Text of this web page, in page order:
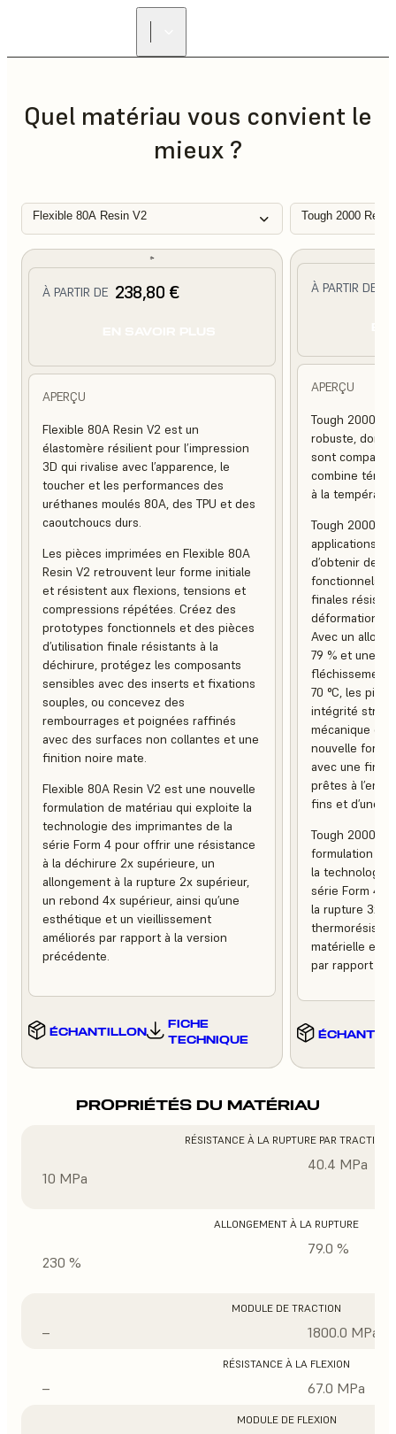
Quel matériau vous convient le
mieux ?
Flexible 80A Resin V2 Tough 2000
À PARTIR DE 238,80 €
APERÇU
Flexible 80A Resin V2 est un
élastomère résilient pour l’impression
3D qui rivalise avec l’apparence, le
toucher et les performances des
uréthanes moulés 80A, des TPU et des
caoutchoucs durs.
Les pièces imprimées en Flexible 80A
Resin V2 retrouvent leur forme initiale
et résistent aux flexions, tensions et
compressions répétées. Créez des
prototypes fonctionnels et des pièces
d’utilisation finale résistants à la
déchirure, protégez les composants
sensibles avec des inserts et fixations
souples, ou concevez des
rembourrages et poignées raffinés
avec des surfaces non collantes et une
finition noire mate.
Flexible 80A Resin V2 est une nouvelle
formulation de matériau qui exploite la
technologie des imprimantes de la
série Form 4 pour offrir une résistance
à la déchirure 2x supérieure, un
allongement à la rupture 2x supérieur,
un rebond 4x supérieur, ainsi qu’une
esthétique et un vieillissement
améliorés par rapport à la version
précédente.
ÉCHANTILLON
FICHE
TECHNIQUE
À PARTIR DE
APERÇU
Tough 2000
robuste, dont
sont
combine
à la
Tough 2000
applications
d’obtenir des
fonctionnels,
finales
déformation et
Avec un
79 % et une
fléchissement
70 °C, les
intégrité
mécanique et
nouvelle
avec une
prêtes à
fins et d’une
Tough 2000
formulation de
la technologie
série Form 4
la rupture 3x
matérielle et
par rapport à
PROPRIÉTÉS DU MATÉRIAU
RÉSISTANCE À LA RUPTURE PAR TRACTION
10 MPa
40.4 MPa
ALLONGEMENT À LA RUPTURE
230 %
79.0 %
MODULE DE TRACTION
– 1800.0 MPa
RÉSISTANCE À LA FLEXION
– 67.0 MPa
MODULE DE FLEXION